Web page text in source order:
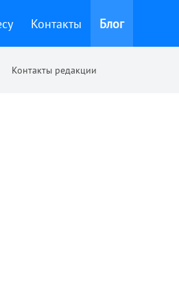
Контакты Блог
Контакты редакции